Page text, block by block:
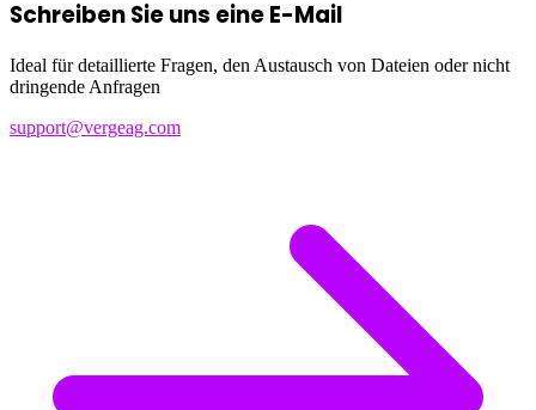
Schreiben Sie uns eine E-Mail
Ideal für detaillierte Fragen, den Austausch von Dateien oder nicht
dringende Anfragen
support@vergeag.com